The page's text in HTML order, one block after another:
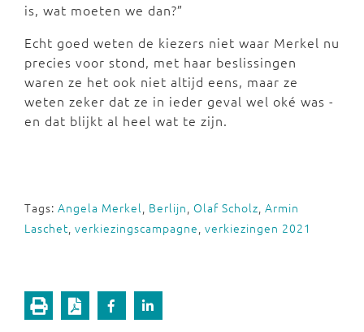
is, wat moeten we dan?”
Echt goed weten de kiezers niet waar Merkel nu
precies voor stond, met haar beslissingen
waren ze het ook niet altijd eens, maar ze
weten zeker dat ze in ieder geval wel oké was -
en dat blijkt al heel wat te zijn.
Tags: Angela Merkel, Berlijn, Olaf Scholz, Armin
Laschet, verkiezingscampagne, verkiezingen 2021